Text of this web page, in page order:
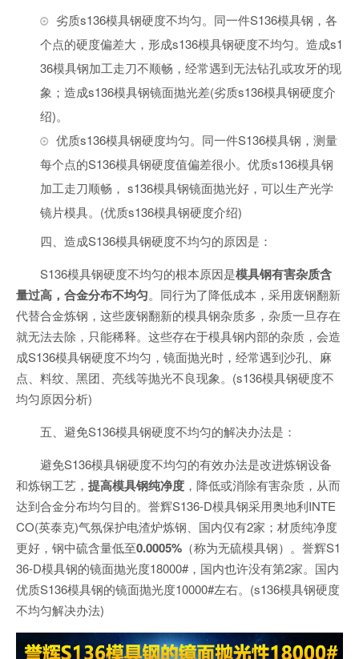
劣质s136模具钢硬度不均匀。同一件S136模具钢，各
个点的硬度偏差大，形成s136模具钢硬度不均匀。造成s1
36模具钢加工走刀不顺畅，经常遇到无法钻孔或攻牙的现
象；造成s136模具钢镜面抛光差(劣质s136模具钢硬度介
绍)。
优质s136模具钢硬度均匀。同一件S136模具钢，测量
每个点的S136模具钢硬度值偏差很小。优质s136模具钢
加工走刀顺畅， s136模具钢镜面抛光好，可以生产光学
镜片模具。(优质s136模具钢硬度介绍)
四、造成S136模具钢硬度不均匀的原因是：
S136模具钢硬度不均匀的根本原因是模具钢有害杂质含
量过高，合金分布不均匀。同行为了降低成本，采用废钢翻新
代替合金炼钢，这些废钢翻新的模具钢杂质多，杂质一旦存在
就无法去除，只能稀释。这些存在于模具钢内部的杂质，会造
成S136模具钢硬度不均匀，镜面抛光时，经常遇到沙孔、麻
点、料纹、黑团、亮线等抛光不良现象。(s136模具钢硬度不
均匀原因分析)
五、避免S136模具钢硬度不均匀的解决办法是：
避免S136模具钢硬度不均匀的有效办法是改进炼钢设备
和炼钢工艺， 提高模具钢纯净度 ，降低或消除有害杂质，从而
达到合金分布均匀目的。誉辉S136-D模具钢采用奥地利INTE
CO(英泰克)气氛保护电渣炉炼钢、国内仅有2家；材质纯净度
更好，钢中硫含量低至0.0005% （称为无硫模具钢）。誉辉S1
36-D模具钢的镜面抛光度18000#，国内也许没有第2家。国内
优质S136模具钢的镜面抛光度10000#左右。(s136模具钢硬度
不均匀解决办法)